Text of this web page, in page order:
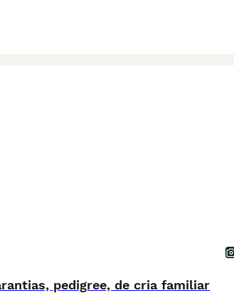
pedigree, de cria familiar